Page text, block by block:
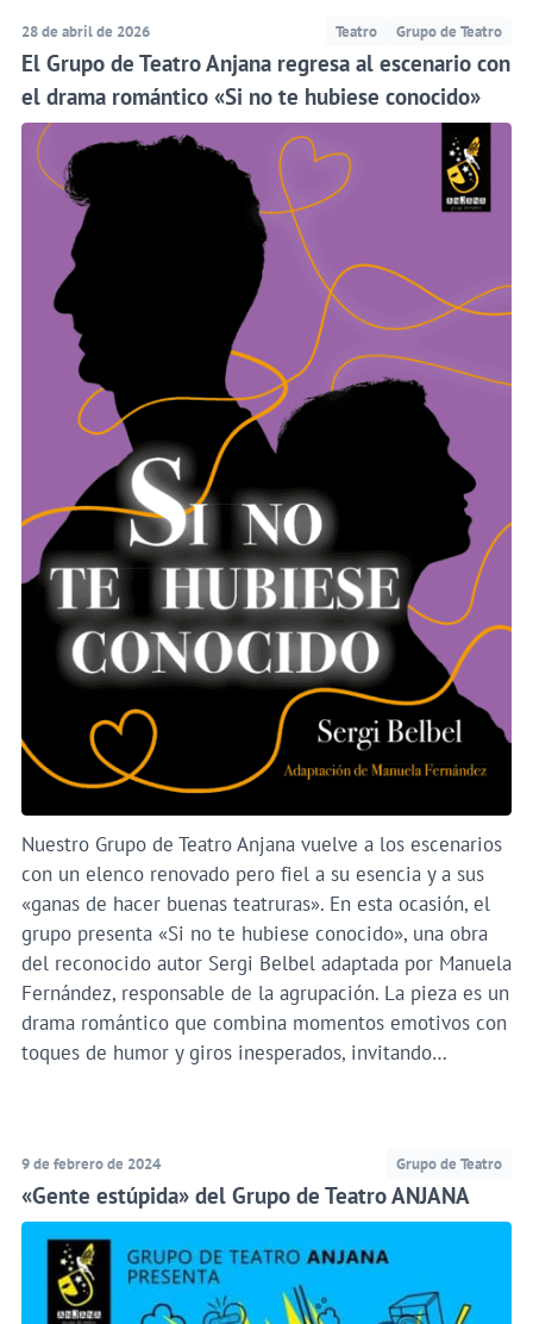
28 de abril de 2026 Teatro Grupo de Teatro
El Grupo de Teatro Anjana regresa al escenario con
el drama romántico «Si no te hubiese conocido»
Nuestro Grupo de Teatro Anjana vuelve a los escenarios
con un elenco renovado pero fiel a su esencia y a sus
«ganas de hacer buenas teatruras». En esta ocasión, el
grupo presenta «Si no te hubiese conocido», una obra
del reconocido autor Sergi Belbel adaptada por Manuela
Fernández, responsable de la agrupación. La pieza es un
drama romántico que combina momentos emotivos con
toques de humor y giros inesperados, invitando…
9 de febrero de 2024 Grupo de Teatro
«Gente estúpida» del Grupo de Teatro ANJANA